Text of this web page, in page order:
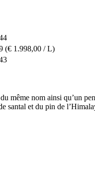
(€ 1.998,00 / L)
même nom ainsi qu’un
santal et du pin de